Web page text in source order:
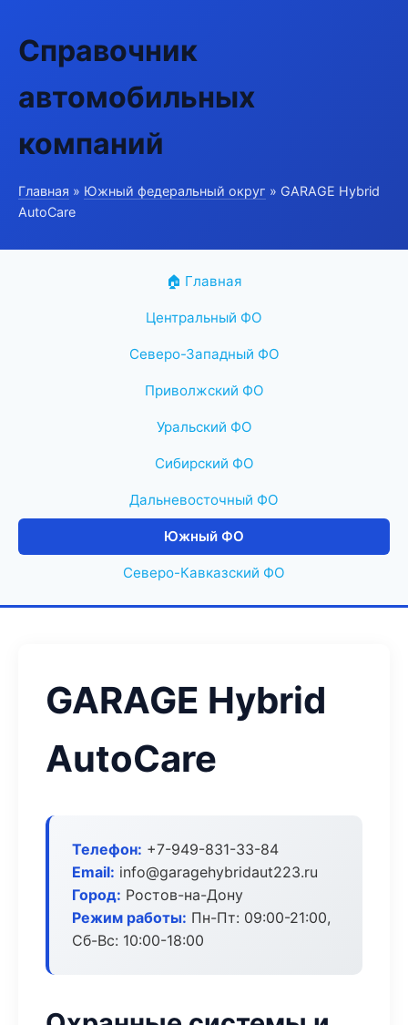
Справочник
автомобильных
компаний
Главная » Южный федеральный округ » GARAGE Hybrid
AutoCare
🏠 Главная
Центральный ФО
Северо-Западный ФО
Приволжский ФО
Уральский ФО
Сибирский ФО
Дальневосточный ФО
Южный ФО
Северо-Кавказский ФО
GARAGE Hybrid
AutoCare
Телефон: +7-949-831-33-84
Email: info@garagehybridaut223.ru
Город: Ростов-на-Дону
Режим работы: Пн-Пт: 09:00-21:00,
Сб-Вс: 10:00-18:00